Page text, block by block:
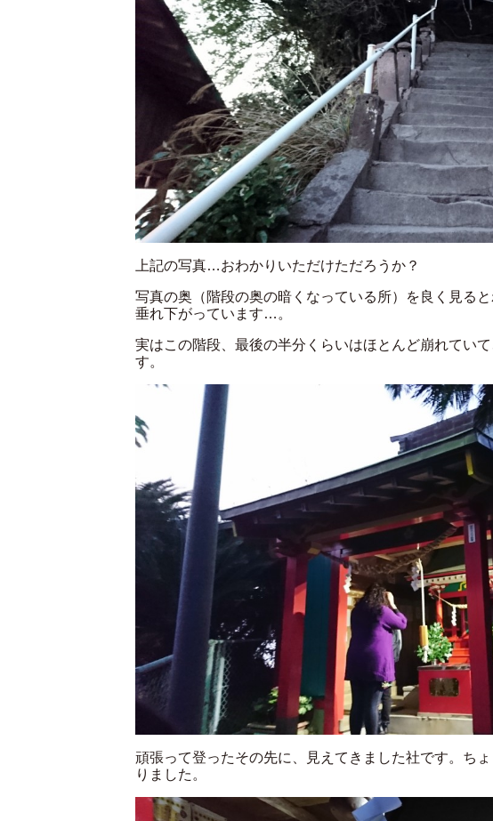
上記の写真…おわかりいただけただろうか？
写真の奥（階段の奥の暗くなっている所）を良く見る
垂れ下がっています…。
実はこの階段、最後の半分くらいはほとんど崩れてい
す。
頑張って登ったその先に、見えてきました社です。ち
りました。